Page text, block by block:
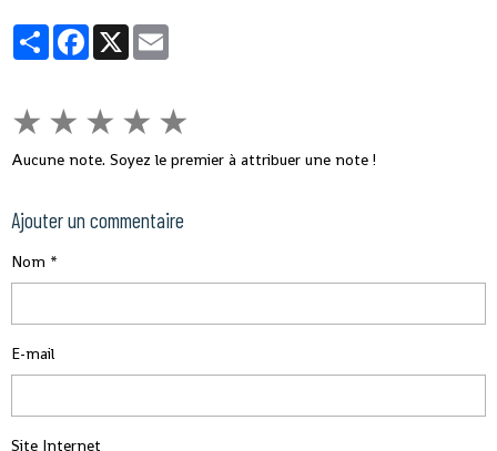
PartagerFacebook
X
★ ★ ★ ★ ★
Aucune note. Soyez le premier à attribuer une note !
Ajouter un commentaire
Nom
E-mail
Site Internet